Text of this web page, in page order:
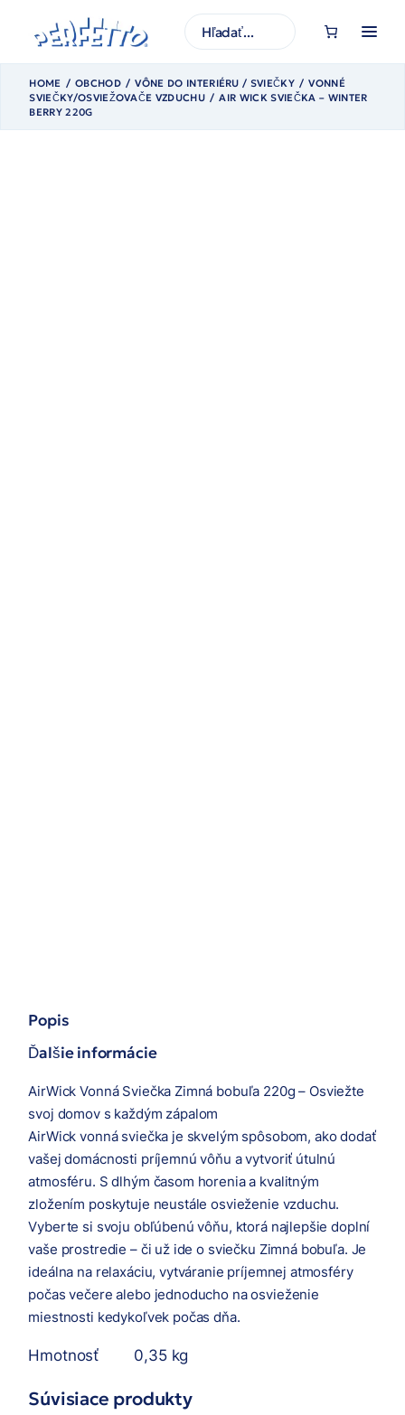
obsah
H
ľ
d
ť
HOME OBCHOD VÔNE DO INTERIÉRU / SVIEČKY
VONNÉ
SVIEČKY/OSVIEŽOVAČE VZDUCHU
AIR WICK SVIEČKA – WINTER
BERRY 220G
Popis
Ďalšie informácie
AirWick Vonná Sviečka Zimná bobuľa 220g – Osviežte
svoj domov s každým zápalom
AirWick vonná sviečka je skvelým spôsobom, ako dodať
vašej domácnosti príjemnú vôňu a vytvoriť útulnú
atmosféru. S dlhým časom horenia a kvalitným
zložením poskytuje neustále osvieženie vzduchu.
Vyberte si svoju obľúbenú vôňu, ktorá najlepšie doplní
vaše prostredie – či už ide o sviečku Zimná bobuľa. Je
ideálna na relaxáciu, vytváranie príjemnej atmosféry
počas večere alebo jednoducho na osvieženie
miestnosti kedykoľvek počas dňa.
Hmotnosť 0,35 kg
Súvisiace produkty